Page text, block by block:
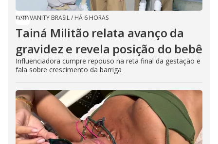
VANITY BRASIL/ HÁ 6 HORAS
Tainá Militão relata avanço da
gravidez e revela posição do bebê
Influenciadora cumpre repouso na reta final da gestação e
fala sobre crescimento da barriga